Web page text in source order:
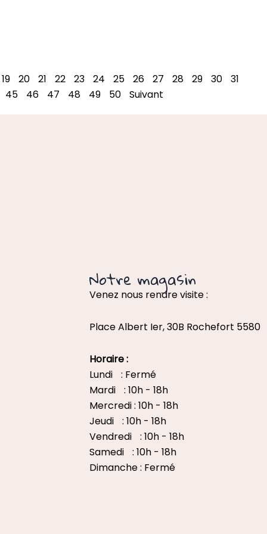
19 20 21 22 23 24 25 26 27 28 29 30
31
45
46 47 48 49 50 Suivant
Notre magasin
Venez nous rendre visite :
Place Albert Ier, 30B Rochefort 5580
Horaire :
Lundi : Fermé
Mardi : 10h - 18h
Mercredi : 10h - 18h
Jeudi : 10h - 18h
Vendredi : 10h - 18h
Samedi : 10h - 18h
Dimanche : Fermé